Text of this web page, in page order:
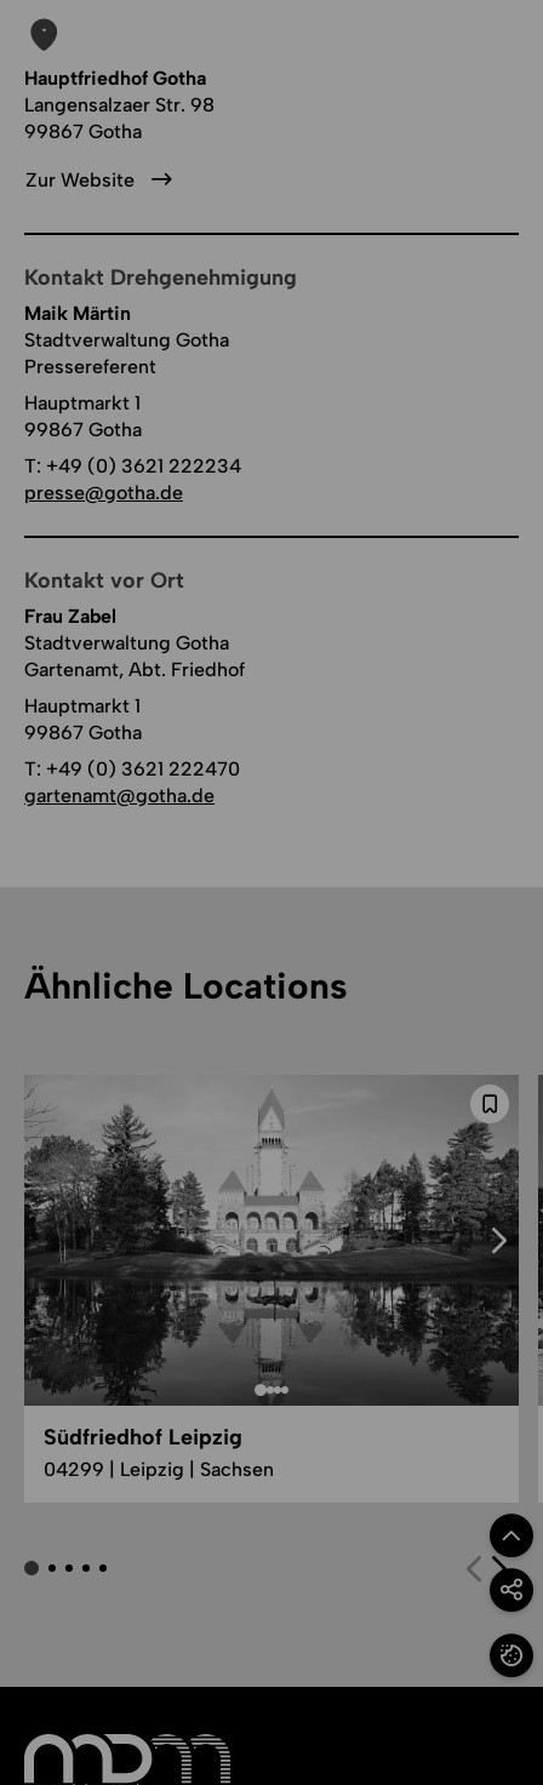
Hauptfriedhof Gotha
Langensalzaer Str. 98
99867 Gotha
Zur Website
Kontakt Drehgenehmigung
Maik Märtin
Stadtverwaltung Gotha
Pressereferent
Hauptmarkt 1
99867 Gotha
T: +49 (0) 3621 222234
presse@gotha.de
Kontakt vor Ort
Frau Zabel
Stadtverwaltung Gotha
Gartenamt, Abt. Friedhof
Hauptmarkt 1
99867 Gotha
T: +49 (0) 3621 222470
gartenamt@gotha.de
Ähnliche Locations
Südfriedhof Leipzig
04299 | Leipzig | Sachsen
Zum